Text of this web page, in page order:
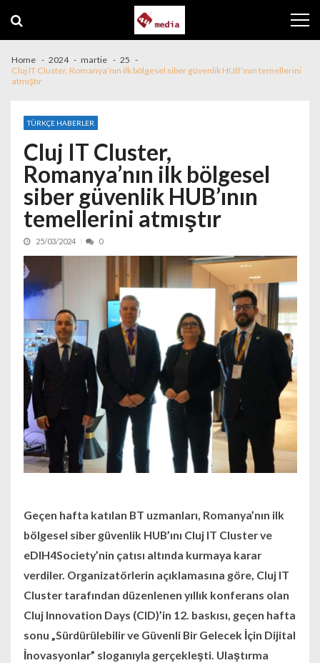
Home 2024 martie
25
Cluj IT Cluster, Romanya’nın ilk bölgesel siber güvenlik HUB’ının temellerini
atmıştır
TÜRKÇE HABERLER
Cluj IT Cluster,
Romanya’nın ilk bölgesel
siber güvenlik HUB’ının
temellerini atmıştır
25/03/2024 0
Geçen hafta katılan BT uzmanları, Romanya’nın ilk
bölgesel siber güvenlik HUB’ını Cluj IT Cluster ve
eDIH4Society’nin çatısı altında kurmaya karar
verdiler. Organizatörlerin açıklamasına göre, Cluj IT
Cluster tarafından düzenlenen yıllık konferans olan
Cluj Innovation Days (CID)’in 12. baskısı, geçen hafta
sonu „Sürdürülebilir ve Güvenli Bir Gelecek İçin Dijital
İnovasyonlar” sloganıyla gerçekleşti. Ulaştırma